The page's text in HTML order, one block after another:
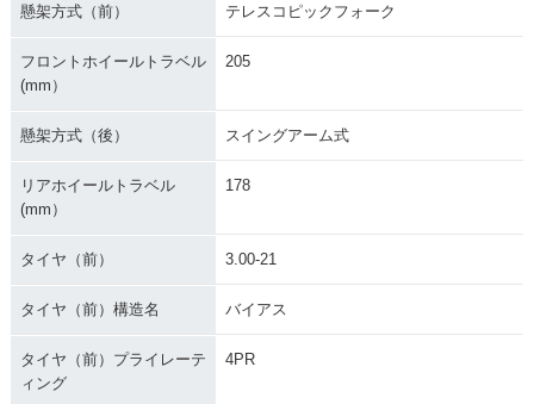
懸架方式（前） テレスコピックフォーク
フロントホイールトラベル
(mm）
205
懸架方式（後） スイングアーム式
リアホイールトラベル
(mm）
178
タイヤ（前） 3.00-21
タイヤ（前）構造名 バイアス
タイヤ（前）プライレーテ
ィング
4PR